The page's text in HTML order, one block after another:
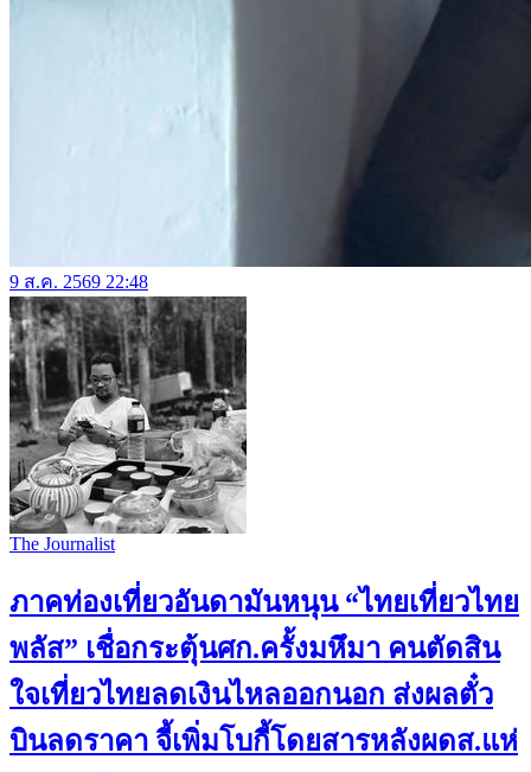
9 ส.ค. 2569 22:48
The Journalist
ภาคท่องเที่ยวอันดามันหนุน “ไทยเที่ยวไทย
พลัส” เชื่อกระตุ้นศก.ครั้งมหึมา คนตัดสิน
ใจเที่ยวไทยลดเงินไหลออกนอก ส่งผลตั๋ว
บินลดราคา จี้เพิ่มโบกี้โดยสารหลังผดส.แห่